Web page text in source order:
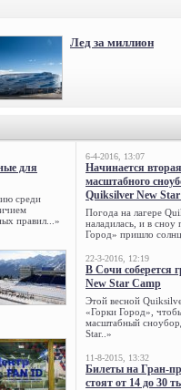
Лед за миллион
для
среди
правил...»
6-4-2016, 13:07
Начинается
масштабного
Quiksilver New
Погода на лагере
наладилась, и в сноу
Город» пришло
22-3-2016, 12:19
В Сочи соберется
New Star Camp
Этой весной
«Горки Город»,
масштабный
Star..»
11-8-2015, 13:32
Билеты на Гран-
стоят от 14 до 30